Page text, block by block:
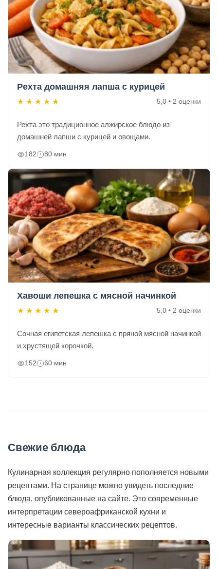
Рехта домашняя лапша с курицей
★ ★ ★ ★ ★ 5,0 • 2 оценки
Рехта это традиционное алжирское блюдо из
домашней лапши с курицей и овощами.
182 80 мин
Хавоши лепешка с мясной начинкой
★ ★ ★ ★ ★ 5,0 • 2 оценки
Сочная египетская лепешка с пряной мясной начинкой
и хрустящей корочкой.
152 60 мин
Свежие блюда
Кулинарная коллекция регулярно пополняется новыми
рецептами. На странице можно увидеть последние
блюда, опубликованные на сайте. Это современные
интерпретации североафриканской кухни и
интересные варианты классических рецептов.